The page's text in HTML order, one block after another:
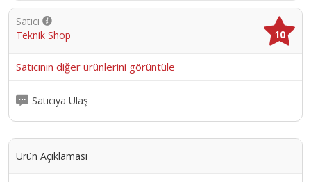
Satıcı
Teknik Shop
10
Satıcının diğer ürünlerini görüntüle
Satıcıya Ulaş
Ürün Açıklaması